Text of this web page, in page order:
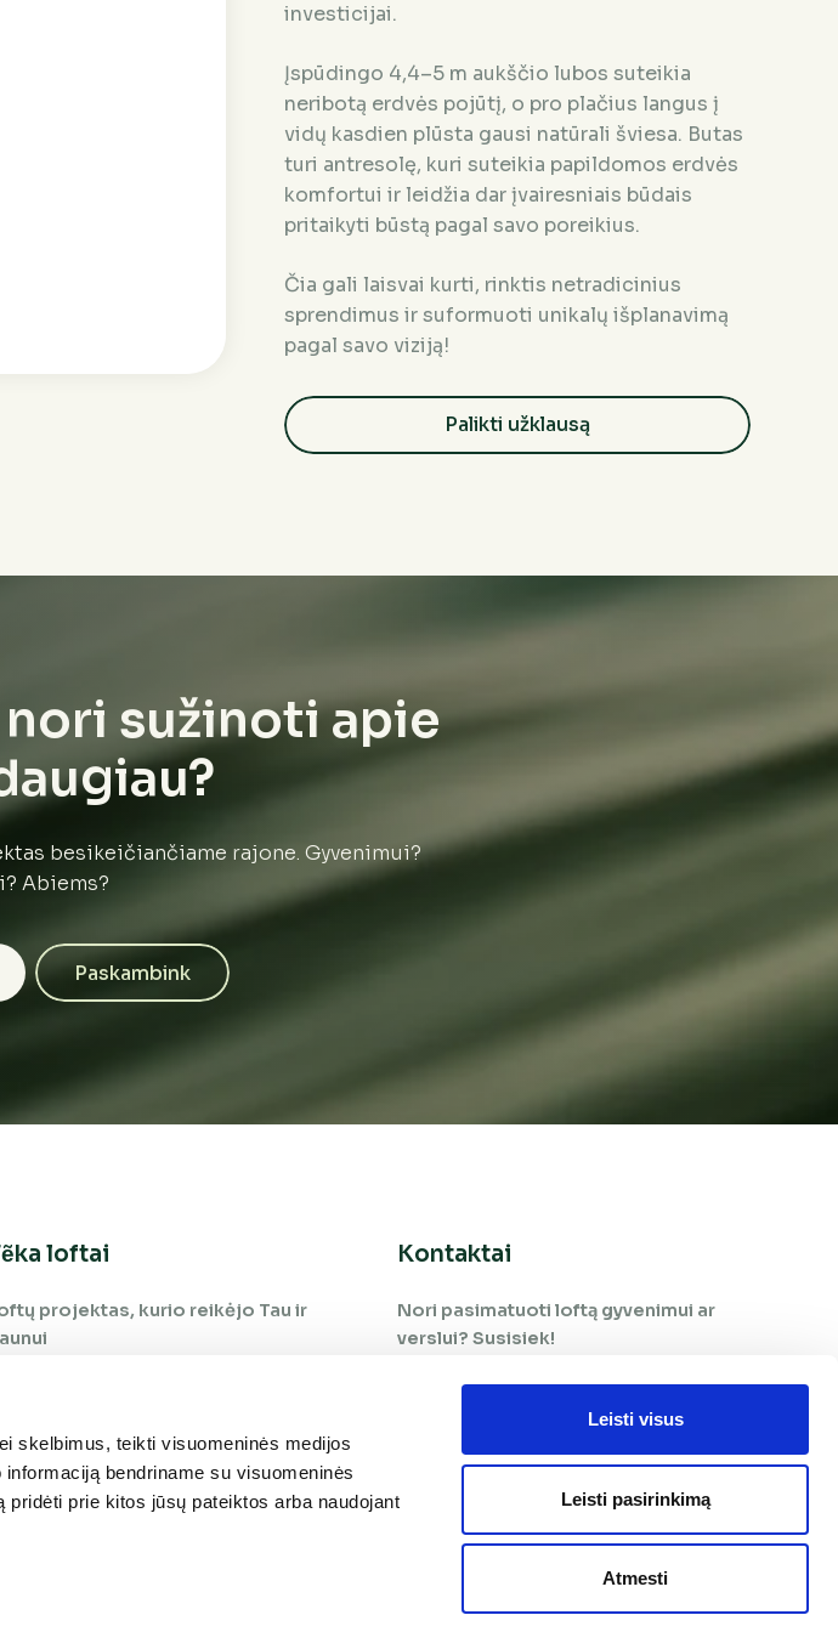
skelbimus, teikti visuomeninės medijos
bendriname su visuomeninės
prie kitos jūsų pateiktos arba naudojant
Leisti visus
Leisti pasirinkimą
Atmesti
investicijai.
Įspūdingo 4,4–5 m aukščio lubos suteikia
neribotą erdvės pojūtį, o pro plačius langus į
vidų kasdien plūsta gausi natūrali šviesa. Butas
turi antresolę, kuri suteikia papildomos erdvės
komfortui ir leidžia dar įvairesniais būdais
pritaikyti būstą pagal savo poreikius.
Čia gali laisvai kurti, rinktis netradicinius
sprendimus ir suformuoti unikalų išplanavimą
pagal savo viziją!
Palikti užklausą
sužinoti apie
besikeičiančiame rajone. Gyvenimui?
Abiems?
Paskambink
loftai
projektas, kurio reikėjo Tau ir
Kontaktai
Nori pasimatuoti loftą gyvenimui ar
verslui? Susisiek!
+370 65 966 505
+370 660 09 978